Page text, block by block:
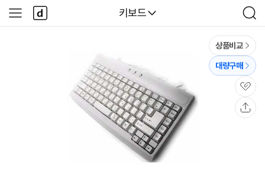
다나와
키보드
검
색
사
이
다
나
와
상품비교
대량구매
관
심